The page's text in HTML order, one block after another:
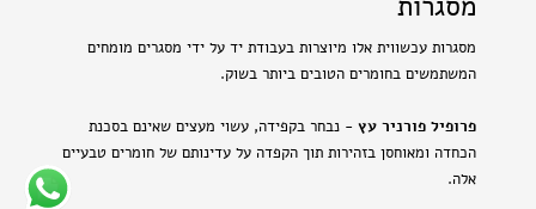
מסגרות עכשווית אלו מיוצרות בעבודת יד על ידי מסגרים מומחים
המשתמשים בחומרים הטובים ביותר בשוק.
פרופיל פורניר עץ - נבחר בקפידה, עשוי מעצים שאינם בסכנת
הכחדה ומאוחסן בזהירות תוך הקפדה על עדינותם של חומרים טבעיים
אלה.